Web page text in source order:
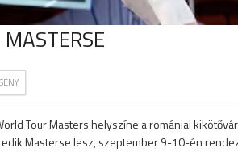
Tour Masters helyszíne a romániai
Masterse lesz, szeptember 9-10-én